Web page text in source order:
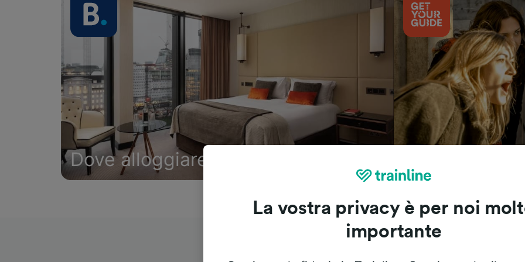
Dove alloggiare
Le recensioni dei nostri viaggiatori
La vostra privacy è per noi
importante